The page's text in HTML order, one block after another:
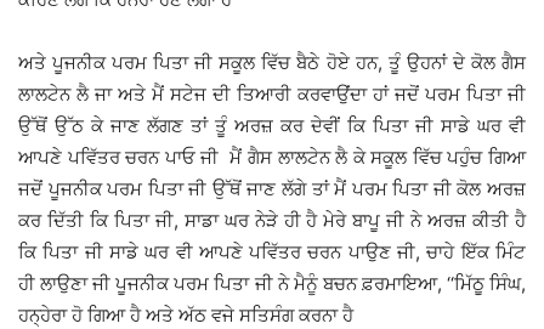
ਅਤੇ ਪੂਜਨੀਕ ਪਰਮ ਪਿਤਾ ਜੀ ਸਕੂਲ ਵਿੱਚ ਬੈਠੇ ਹੋਏ ਹਨ, ਤੂੰ ਉਹਨਾਂ ਦੇ ਕੋਲ ਗੈਸ
ਲਾਲਟੇਨ ਲੈ ਜਾ ਅਤੇ ਮੈਂ ਸਟੇਜ ਦੀ ਤਿਆਰੀ ਕਰਵਾਉਂਦਾ ਹਾਂ ਜਦੋਂ ਪਰਮ ਪਿਤਾ ਜੀ
ਉੱਥੋਂ ਉੱਠ ਕੇ ਜਾਣ ਲੱਗਣ ਤਾਂ ਤੂੰ ਅਰਜ਼ ਕਰ ਦੇਵੀਂ ਕਿ ਪਿਤਾ ਜੀ ਸਾਡੇ ਘਰ ਵੀ
ਆਪਣੇ ਪਵਿੱਤਰ ਚਰਨ ਪਾਓ ਜੀ ਮੈਂ ਗੈਸ ਲਾਲਟੇਨ ਲੈ ਕੇ ਸਕੂਲ ਵਿੱਚ ਪਹੁੰਚ ਗਿਆ
ਜਦੋਂ ਪੂਜਨੀਕ ਪਰਮ ਪਿਤਾ ਜੀ ਉੱਥੋਂ ਜਾਣ ਲੱਗੇ ਤਾਂ ਮੈਂ ਪਰਮ ਪਿਤਾ ਜੀ ਕੋਲ ਅਰਜ਼
ਕਰ ਦਿੱਤੀ ਕਿ ਪਿਤਾ ਜੀ, ਸਾਡਾ ਘਰ ਨੇੜੇ ਹੀ ਹੈ ਮੇਰੇ ਬਾਪੂ ਜੀ ਨੇ ਅਰਜ਼ ਕੀਤੀ ਹੈ
ਕਿ ਪਿਤਾ ਜੀ ਸਾਡੇ ਘਰ ਵੀ ਆਪਣੇ ਪਵਿੱਤਰ ਚਰਨ ਪਾਉਣ ਜੀ, ਚਾਹੇ ਇੱਕ ਮਿੰਟ
ਹੀ ਲਾਉਣਾ ਜੀ ਪੂਜਨੀਕ ਪਰਮ ਪਿਤਾ ਜੀ ਨੇ ਮੈਨੂੰ ਬਚਨ ਫ਼ਰਮਾਇਆ, ‘‘ਮਿੱਠੂ ਸਿੰਘ,
ਹਨ੍ਹੇਰਾ ਹੋ ਗਿਆ ਹੈ ਅਤੇ ਅੱਠ ਵਜੇ ਸਤਿਸੰਗ ਕਰਨਾ ਹੈ